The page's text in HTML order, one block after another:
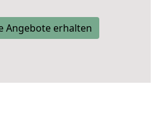
Angebote erhalten